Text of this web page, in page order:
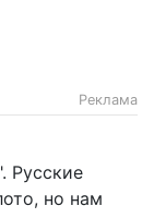
Реклама
Русские
но нам